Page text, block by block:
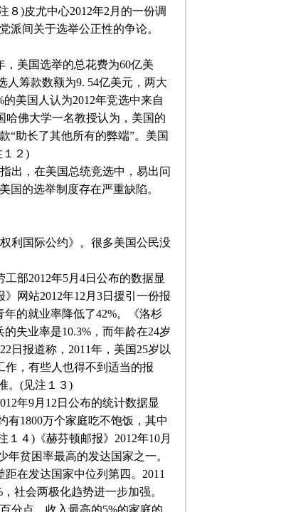
８)皮尤中心2012年2 月的一份调
派间关于选举公正性的争论。
，美国选举的总花费为60亿美
人筹款数额为9. 54亿美元，两大
的美国人认为2012年竞选中来自
哈佛大学一名教授认为，美国的
“助长了其他所有的弊端”。美国
１２ )
出，在美国总统竞选中，易出问
国的选举制度存在严重缺陷。
利国际公约》。很多美国公民没
工部2012年5月 4日公布的数据显
》网站2012年12 月 3日援引一份报
年的就业率降低了42%。《洛杉
的失业率是10.3% ，而年龄在24岁
22 日报道称， 2011年，美国25岁以
作，有些人也得不到适当的报
。 (见注１３)
年9月 12 日公布的统计数据显
有1800万个家庭吃不饱饭，其中
１４) 《赫芬顿邮报》 2012年10月
贫困率最高的发达国家之一。
在发达国家中位列第四。 2011
，社会两极化趋势进一步加强。
分点，收入最高的5%的家庭的